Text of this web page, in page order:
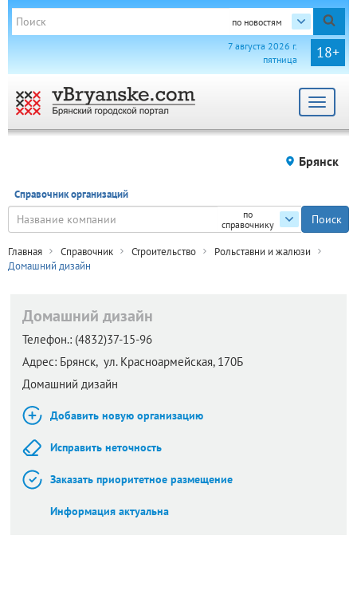
по новостям
18+
7 августа 2026 г.
пятница
Toggle
Брянск
Справочник организаций
по
справочнику
Главная Справочник Строительство
Рольставни и жалюзи
Домашний дизайн
Домашний дизайн
Телефон.: (4832)37-15-96
Адрес: Брянск, ул. Красноармейская, 170Б
Домашний дизайн
Добавить новую организацию
Исправить неточность
Заказать приоритетное размещение
Информация актуальна